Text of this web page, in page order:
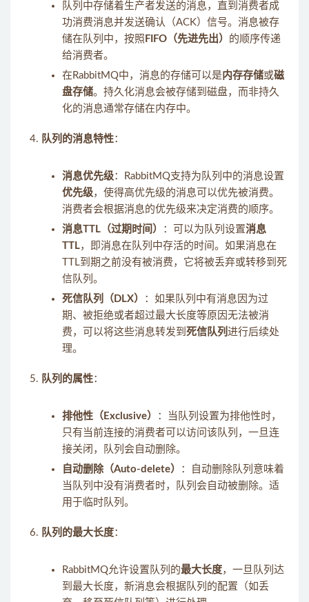
队列中存储着生产者发送的消息，直到消费者成
功消费消息并发送确认（ACK）信号。消息被存
储在队列中，按照 FIFO（先进先出）
的顺序传递
给消费者。
在RabbitMQ中，消息的存储可以是 内存存储或磁
盘存储。持久化消息会被存储到磁盘，而非持久
化的消息通常存储在内存中。
队列的消息特性：
消息优先级：RabbitMQ支持为队列中的消息设置
优先级，使得高优先级的消息可以优先被消费。
消费者会根据消息的优先级来决定消费的顺序。
消息TTL（过期时间）
：可以为队列设置消息
TTL，即消息在队列中存活的时间。如果消息在
TTL到期之前没有被消费，它将被丢弃或转移到死
信队列。
死信队列（DLX）
：如果队列中有消息因为过
期、被拒绝或者超过最大长度等原因无法被消
费，可以将这些消息转发到 死信队列 进行后续处
理。
队列的属性：
排他性（Exclusive）
：当队列设置为排他性时，
只有当前连接的消费者可以访问该队列，一旦连
接关闭，队列会自动删除。
自动删除（Auto-delete）
：自动删除队列意味着
当队列中没有消费者时，队列会自动被删除。适
用于临时队列。
队列的最大长度：
RabbitMQ允许设置队列的最大长度，一旦队列达
到最大长度，新消息会根据队列的配置（如丢